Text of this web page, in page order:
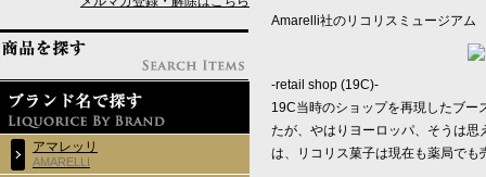
Amarelli社のリコリスミュージア
-retail shop (19C)-
19C当時のショップを再現したブー
たが、やはりヨーロッパ、そうは
は、リコリス菓子は現在も薬局でも
アマレッリ
AMARELLI